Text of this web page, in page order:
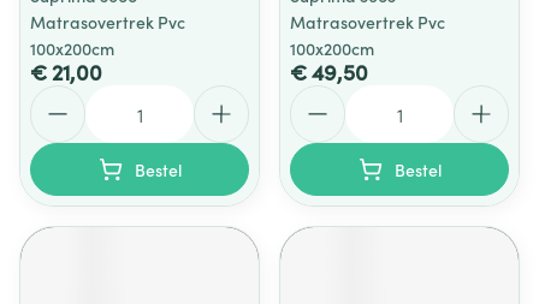
Matrasovertrek Pvc
100x200cm
€ 21,00
Bestel
Matrasovertrek Pvc
100x200cm
€ 49,50
Bestel